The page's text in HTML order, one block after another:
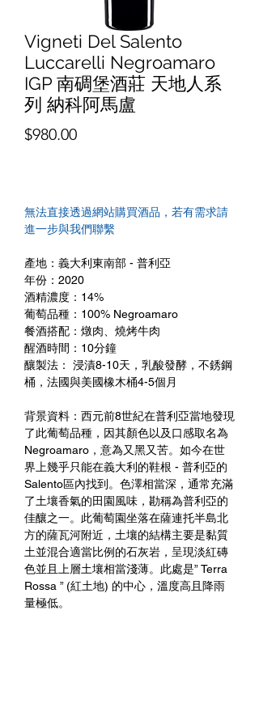
Vigneti Del Salento
Luccarelli Negroamaro
IGP 南碉堡酒莊 天地人系
列 納科阿馬盧
$980.00價
無法直接透過網站購買酒品，若有需求請
進一步與我們聯繫
產地：義大利東南部 - 普利亞
年份：2020
酒精濃度：14%
葡萄品種：100% Negroamaro
餐酒搭配：燉肉、燒烤牛肉
醒酒時間：10分鐘
釀製法： 浸漬8-10天，乳酸發酵，不銹鋼
桶，法國與美國橡木桶4-5個月
背景資料：西元前8世紀在普利亞當地發現
了此葡萄品種，因其顏色以及口感取名為
Negroamaro，意為又黑又苦。如今在世
界上幾乎只能在義大利的鞋根 - 普利亞的
Salento區內找到。色澤相當深，通常充滿
了土壤香氣的田園風味，勘稱為普利亞的
佳釀之一。此葡萄園坐落在薩連托半島北
方的薩瓦河附近，土壤的結構主要是黏質
土並混合適當比例的石灰岩，呈現淡紅磚
色並且上層土壤相當淺薄。此處是” Terra
Rossa ” (紅土地) 的中心，溫度高且降雨
量極低。